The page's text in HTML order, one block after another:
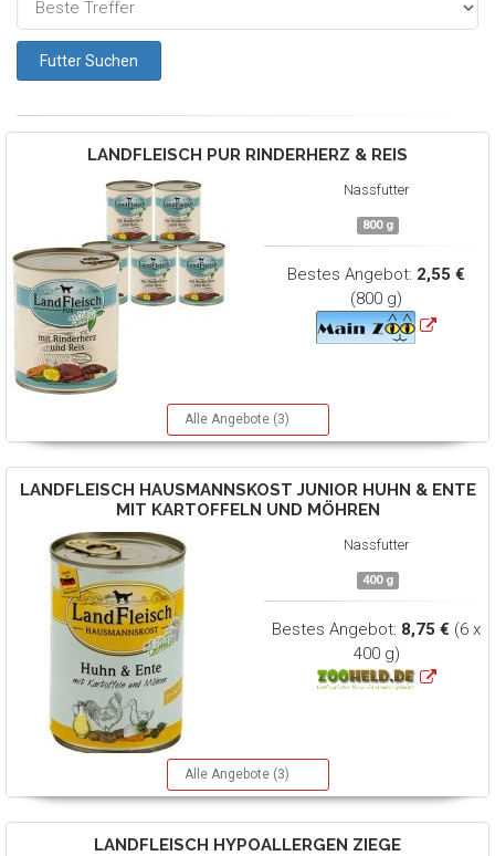
LANDFLEISCH PUR RINDERHERZ & REIS
Nassfutter
800 g
Bestes Angebot: 2,55 €
(800 g)
Alle Angebote (3)
LANDFLEISCH HAUSMANNSKOST JUNIOR HUHN & ENTE
MIT KARTOFFELN UND MÖHREN
Nassfutter
400 g
Bestes Angebot: 8,75 € (6 x
400 g)
Alle Angebote (3)
LANDFLEISCH HYPOALLERGEN ZIEGE